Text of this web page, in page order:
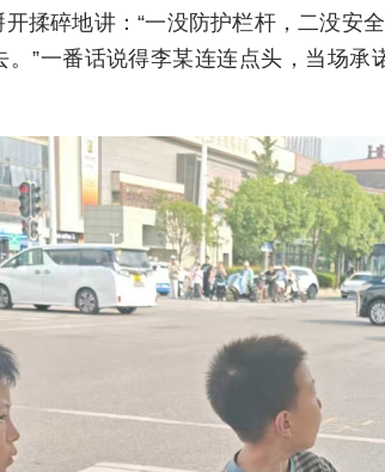
揉碎地讲：“一没防护栏杆，二没安
”一番话说得李某连连点头，当场